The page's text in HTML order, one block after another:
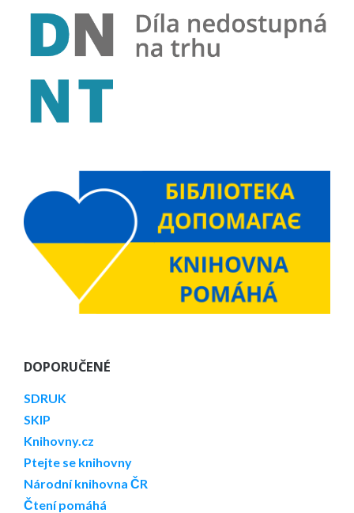
DOPORUČENÉ
SDRUK
SKIP
Knihovny.cz
Ptejte se knihovny
Národní knihovna ČR
Čtení pomáhá